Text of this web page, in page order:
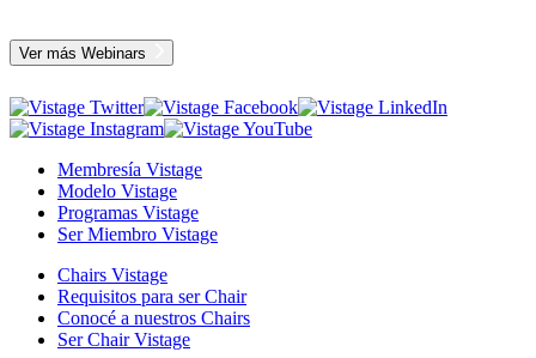
Ver más Webinars
Membresía Vistage
Modelo Vistage
Programas Vistage
Ser Miembro Vistage
Chairs Vistage
Requisitos para ser Chair
Conocé a nuestros Chairs
Ser Chair Vistage